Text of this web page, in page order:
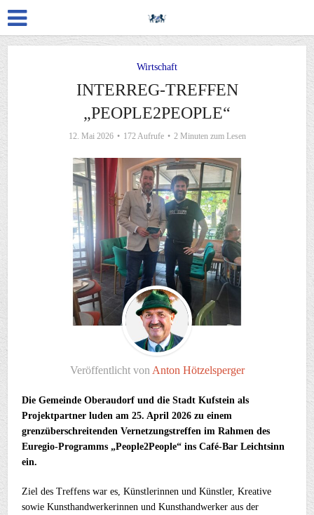
Wirtschaft
INTERREG-TREFFEN
„PEOPLE2PEOPLE“
12. Mai 2026 172 Aufrufe 2 Minuten zum Lesen
Veröffentlicht von Anton Hötzelsperger
Die Gemeinde Oberaudorf und die Stadt Kufstein als
Projektpartner luden am 25. April 2026 zu einem
grenzüberschreitenden Vernetzungstreffen im Rahmen des
Euregio-Programms „People2People“ ins Café-Bar Leichtsinn
ein.
Ziel des Treffens war es, Künstlerinnen und Künstler, Kreative
sowie Kunsthandwerkerinnen und Kunsthandwerker aus der